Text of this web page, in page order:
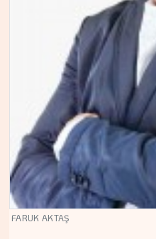
FARUK AKTAŞ